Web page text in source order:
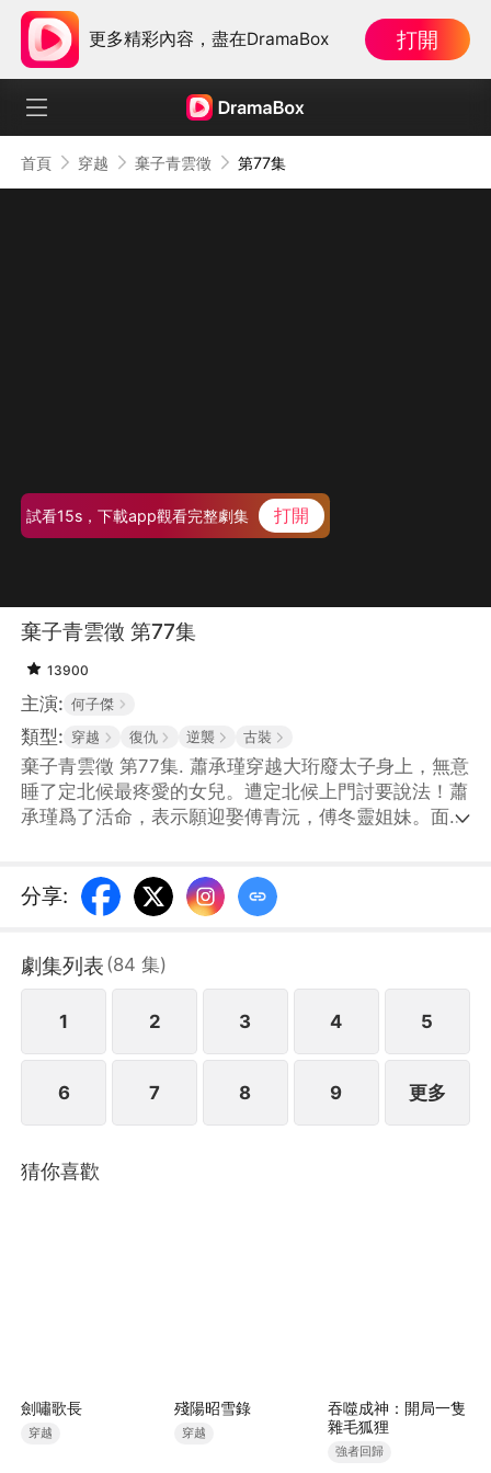
更多精彩內容，盡在DramaBox 打開
首頁 穿越 棄子青雲徵 第77集
試看15s，下載app觀看完整劇集 打開
棄子青雲徵 第77集
13900
主演: 何子傑
類型: 穿越 復仇 逆襲 古裝
棄子青雲徵 第77集. 蕭承瑾穿越大珩廢太子身上，無意
睡了定北候最疼愛的女兒。遭定北候上門討要說法！蕭
承瑾爲了活命，表示願迎娶傅青沅，傅冬靈姐妹。面對
分享:
劇集列表 (84 集)
1 2 3 4 5
6 7 8 9 更多
猜你喜歡
劍嘯歌長
穿越
殘陽昭雪錄
穿越
吞噬成神：開局一隻
雜毛狐狸
強者回歸